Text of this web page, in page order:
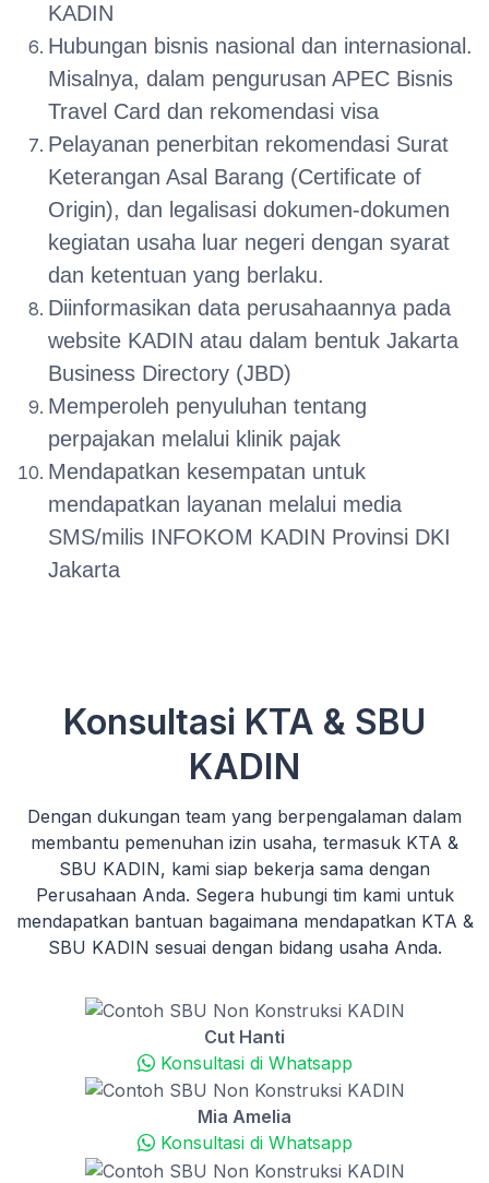
KADIN
Hubungan bisnis nasional dan internasional.
Misalnya, dalam pengurusan APEC Bisnis
Travel Card dan rekomendasi visa
Pelayanan penerbitan rekomendasi Surat
Keterangan Asal Barang (Certificate of
Origin), dan legalisasi dokumen-dokumen
kegiatan usaha luar negeri dengan syarat
dan ketentuan yang berlaku.
Diinformasikan data perusahaannya pada
website KADIN atau dalam bentuk Jakarta
Business Directory (JBD)
Memperoleh penyuluhan tentang
perpajakan melalui klinik pajak
Mendapatkan kesempatan untuk
mendapatkan layanan melalui media
SMS/milis INFOKOM KADIN Provinsi DKI
Jakarta
Konsultasi KTA & SBU
KADIN
Dengan dukungan team yang berpengalaman dalam
membantu pemenuhan izin usaha, termasuk KTA &
SBU KADIN, kami siap bekerja sama dengan
Perusahaan Anda. Segera hubungi tim kami untuk
mendapatkan bantuan bagaimana mendapatkan KTA &
SBU KADIN sesuai dengan bidang usaha Anda.
Cut Hanti
Konsultasi di Whatsapp
Mia Amelia
Konsultasi di Whatsapp